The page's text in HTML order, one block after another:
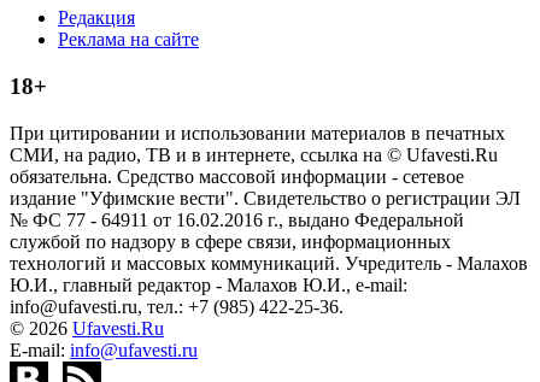
Редакция
Реклама на сайте
18+
При цитировании и использовании материалов в печатных
СМИ, на радио, ТВ и в интернете, ссылка на © Ufavesti.Ru
обязательна. Средство массовой информации - сетевое
издание "Уфимские вести". Свидетельство о регистрации ЭЛ
№ ФС 77 - 64911 от 16.02.2016 г., выдано Федеральной
службой по надзору в сфере связи, информационных
технологий и массовых коммуникаций. Учредитель - Малахов
Ю.И., главный редактор - Малахов Ю.И., e-mail:
info@ufavesti.ru, тел.: +7 (985) 422-25-36.
© 2026 Ufavesti.Ru
E-mail: info@ufavesti.ru